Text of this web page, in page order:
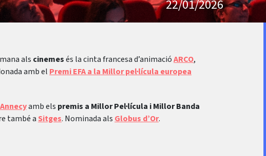
22/01/2026
als cinemesés la cinta francesa d’animacióARCO,
amb el Premi EFA a la Millor pel·lícula europea
Annecyamb els premis a Millor Pel·lícula i Millor Banda
també a Sitges. Nominada als Globus d’Or.